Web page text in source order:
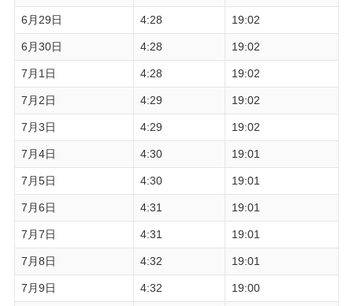
6月29日 4:28 19:02
6月30日 4:28 19:02
7月1日 4:28 19:02
7月2日 4:29 19:02
7月3日 4:29 19:02
7月4日 4:30 19:01
7月5日 4:30 19:01
7月6日 4:31 19:01
7月7日 4:31 19:01
7月8日 4:32 19:01
7月9日 4:32 19:00